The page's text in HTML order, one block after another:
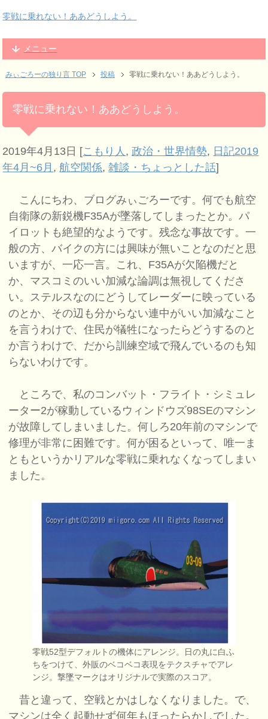
零戦に乗れない！ああどうしよう。
メニュー
みぃごろーの独り言 TOP 投稿 零戦に乗れない！ああどうしよう。
零戦に乗れない！ああどうしよう。
2019年4月13日 [こもり人 ,政治・世界情勢, 日記2019
年4月~6月 ,航空関係,雑談・ちょっとした話]
こんにちわ、ブログみぃごろーです。何でも航空
自衛隊の新鋭機F35Aが墜落してしまったとか。パ
イロットも絶望的なようです。残念な事故です。一
般の方、バイクの方には興味が無いことなのだと思
いますが、一応一言。これ、F35Aが欠陥機だと
か、マスコミのいい加減な論調は無視してくださ
い。ステルスなのにどうしてレーダーに映っている
のとか、その辺も分からない連中がいい加減なこと
を言うわけで、住民が犠牲になったらどうするのと
か言うわけで、だから訓練空域で飛んでいるのも知
らないわけです。
ところで、私のコンバット・フライト・シミュレ
ーター2が稼動しているウィンドウズ98SEのマシン
が故障してしまいました。何しろ20年前のマシンで
修理が非常に困難です。何が困るといって、唯一ま
ともというかリアルな零戦に乗れなくなってしまい
ました。
零戦52型デフォルトの機体にアレンジ。日の丸に白ふ
ちをつけて、外販のベコベコ表現をテクスチャでアレ
ンジ。撃墜マークはオリジナルで実際のスコア。
昔と違って、空戦とかはしなくなりました。で、
マシンは全く起動せず何年もほったらかしでした。